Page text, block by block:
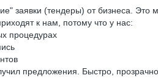
заявки (тендеры) от бизнеса. Это
к нам, потому что у нас:
процедурах
предложения. Быстро,